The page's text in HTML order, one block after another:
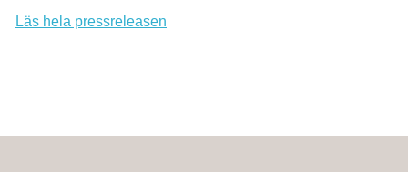
Läs hela pressreleasen